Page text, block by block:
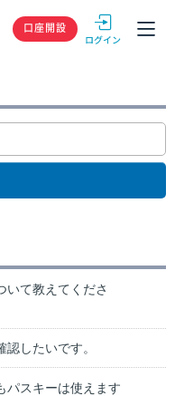
GMOクリック
口座開設
いて教えてくださ
したいです。
パスキーは使えます